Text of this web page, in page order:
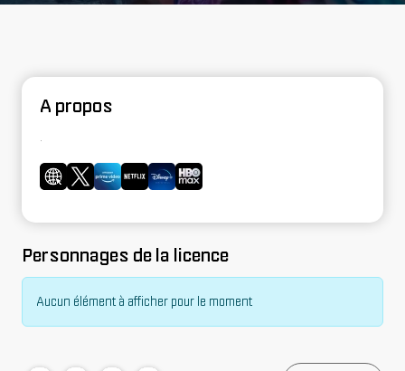
A propos
.
Personnages de la licence
Aucun élément à afficher pour le moment